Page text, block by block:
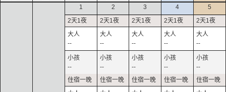
1
--
--
2
--
--
3
--
--
4
--
--
5
--
--